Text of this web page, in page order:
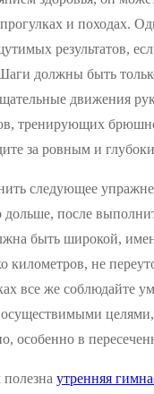
и походах.
результатов,
должны быть
движения
тренирующих
за ровным и
следующее
после
быть широкой,
километров, не
все же соблюдайте
осуществимыми
особенно в
утренняя